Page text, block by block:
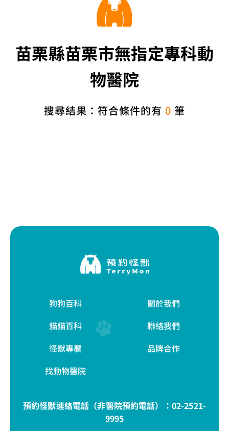
苗栗縣苗栗市無指定專科動
物醫院
搜尋結果：符合條件的有 0 筆
狗狗百科
貓貓百科
怪獸專欄
找動物醫院
關於我們
聯絡我們
品牌合作
預約怪獸連絡電話（非醫院預約電話）： 02-2521-
9995